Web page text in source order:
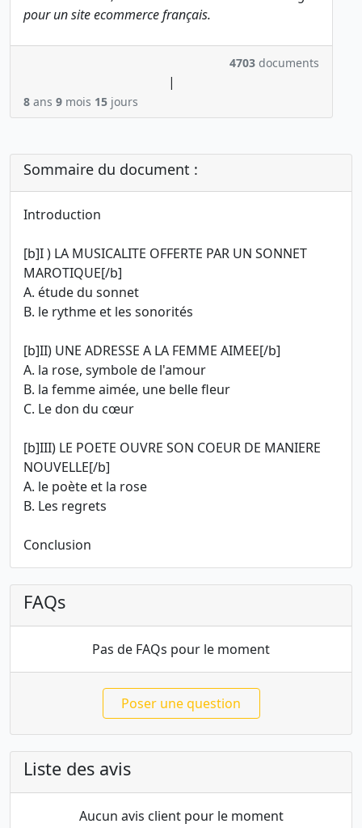
pour un site ecommerce français.
4703 documents
|
8 ans 9 mois 15 jours
Sommaire du document :
Introduction
[b]I ) LA MUSICALITE OFFERTE PAR UN SONNET
MAROTIQUE[/b]
A. étude du sonnet
B. le rythme et les sonorités
[b]II) UNE ADRESSE A LA FEMME AIMEE[/b]
A. la rose, symbole de l'amour
B. la femme aimée, une belle fleur
C. Le don du cœur
[b]III) LE POETE OUVRE SON COEUR DE MANIERE
NOUVELLE[/b]
A. le poète et la rose
B. Les regrets
Conclusion
FAQs
Pas de FAQs pour le moment
Poser une question
Liste des avis
Aucun avis client pour le moment